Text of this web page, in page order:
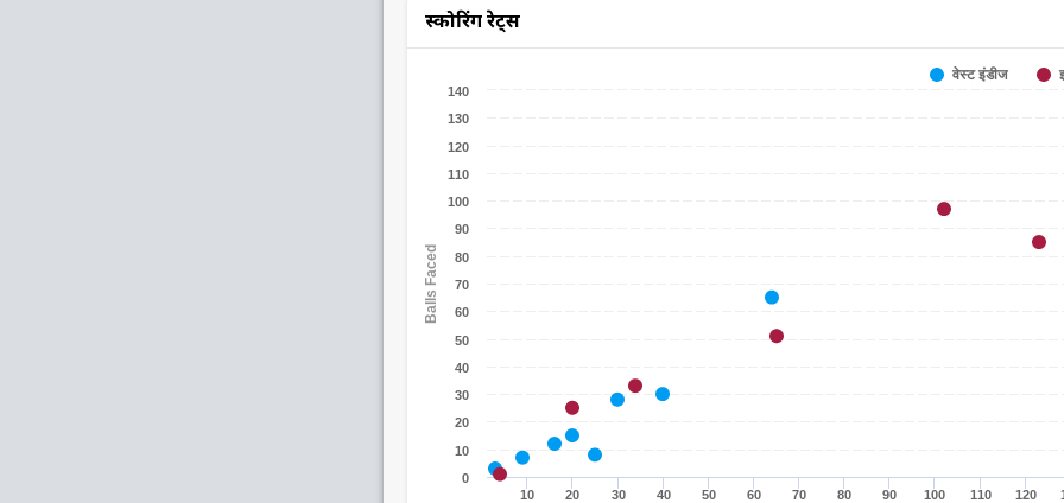
स्कोरिंग रेट्स
Balls Faced
वेस्ट इंडीज
10 20 30 40 50 60 70 80 90 100 110 120
0
10
20
30
40
50
60
70
80
90
100
110
120
130
140